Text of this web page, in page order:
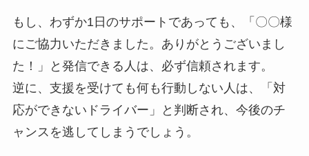
もし、わずか1日のサポートであっても、「〇〇様
にご協力いただきました。ありがとうございまし
た！」と発信できる人は、必ず信頼されます。
逆に、支援を受けても何も行動しない人は、「対
応ができないドライバー」と判断され、今後のチ
ャンスを逃してしまうでしょう。